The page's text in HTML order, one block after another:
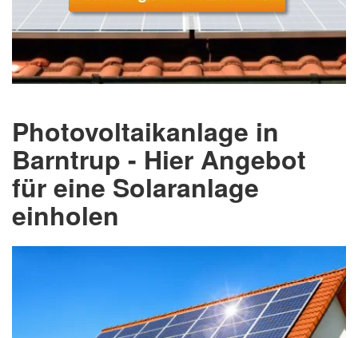
Photovoltaikanlage in
Barntrup - Hier Angebot
für eine Solaranlage
einholen